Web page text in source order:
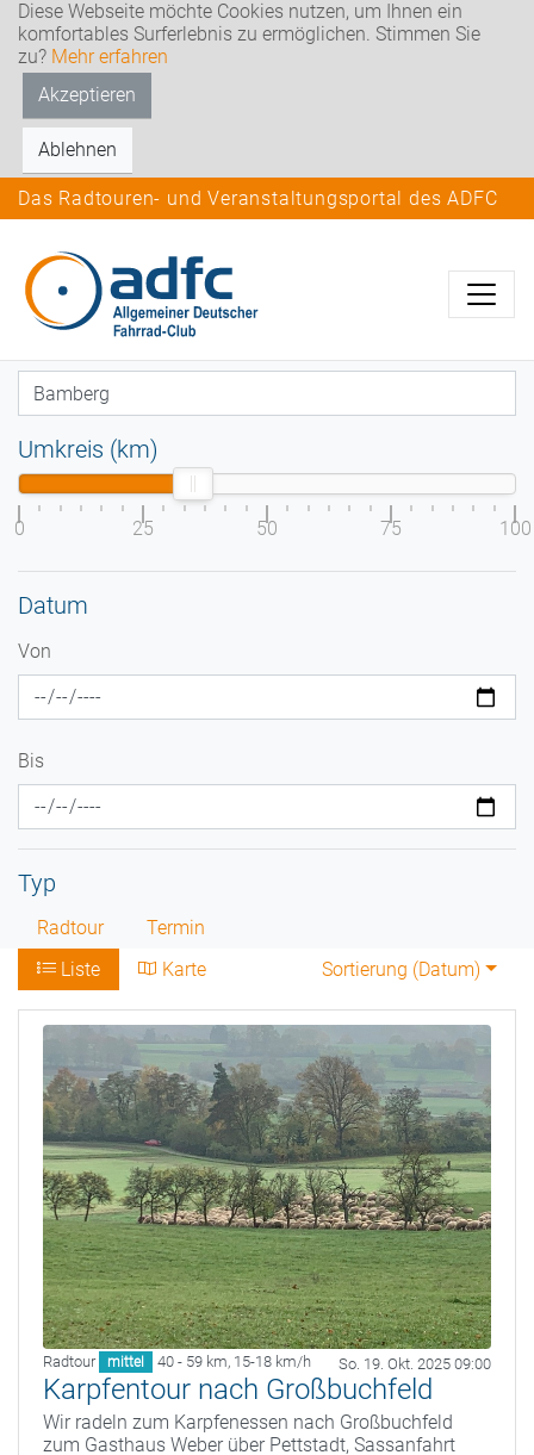
Diese Webseite möchte Cookies nutzen, um Ihnen ein
komfortables Surferlebnis zu ermöglichen. Stimmen Sie
zu? Mehr erfahren
Akzeptieren
Ablehnen
Das Radtouren- und Veranstaltungsportal des ADFC
Umkreis (km)
0 25 50 75 100
Datum
Von
Bis
Typ
Radtour
Termin
Liste
Karte Sortierung (Datum)
Radtour mittel 40 - 59 km, 15-18 km/h So. 19. Okt. 2025 09:00
Karpfentour nach Großbuchfeld
Wir radeln zum Karpfenessen nach Großbuchfeld
zum Gasthaus Weber über Pettstadt, Sassanfahrt